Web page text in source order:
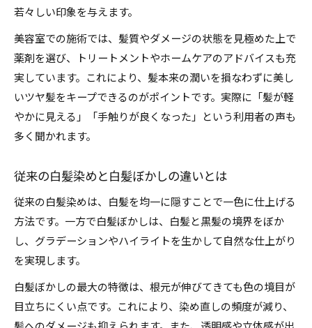
若々しい印象を与えます。
美容室での施術では、髪質やダメージの状態を見極めた上で
薬剤を選び、トリートメントやホームケアのアドバイスも充
実しています。これにより、髪本来の潤いを損なわずに美し
いツヤ髪をキープできるのがポイントです。実際に「髪が軽
やかに見える」「手触りが良くなった」という利用者の声も
多く聞かれます。
従来の白髪染めと白髪ぼかしの違いとは
従来の白髪染めは、白髪を均一に隠すことで一色に仕上げる
方法です。一方で白髪ぼかしは、白髪と黒髪の境界をぼか
し、グラデーションやハイライトを生かして自然な仕上がり
を実現します。
白髪ぼかしの最大の特徴は、根元が伸びてきても色の境目が
目立ちにくい点です。これにより、染め直しの頻度が減り、